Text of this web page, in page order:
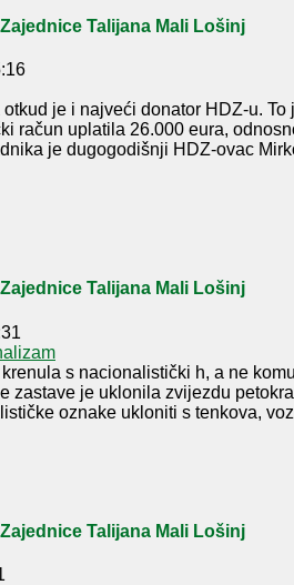
Talijana Mali Lošinj
je i najveći donator HDZ-u. To
račun uplatila 26.000 eura,
je dugogodišnji HDZ-ovac
Talijana Mali Lošinj
s nacionalistički h, a ne
zastave je uklonila zvijezdu
oznake ukloniti s tenkova,
Talijana Mali Lošinj